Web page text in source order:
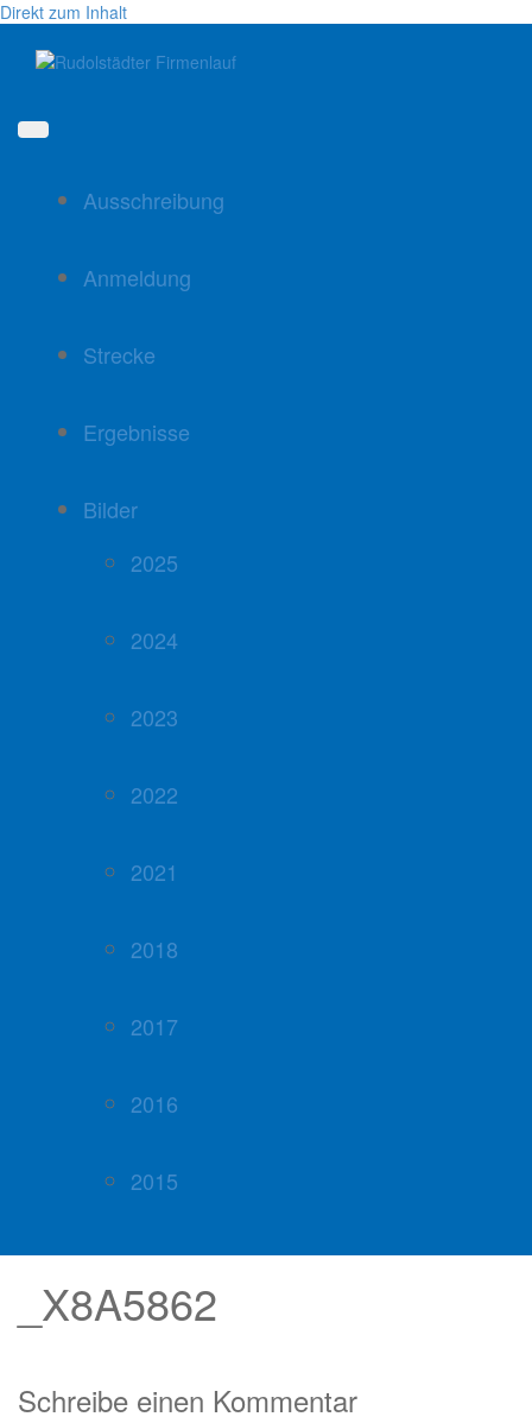
Direkt zum Inhalt
Ausschreibung
Anmeldung
Strecke
Ergebnisse
Bilder
2025
2024
2023
2022
2021
2018
2017
2016
2015
_X8A5862
Schreibe einen Kommentar